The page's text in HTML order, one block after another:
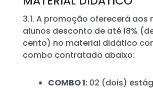
3.1. A promoção oferecerá aos
alunos desconto de até 18%
cento) no material didático
combo contratado abaixo:
COMBO 1:02 (dois)